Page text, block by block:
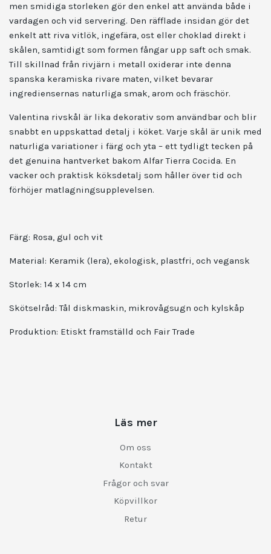
men smidiga storleken gör den enkel att använda både i
vardagen och vid servering. Den räfflade insidan gör det
enkelt att riva vitlök, ingefära, ost eller choklad direkt i
skålen, samtidigt som formen fångar upp saft och smak.
Till skillnad från rivjärn i metall oxiderar inte denna
spanska keramiska rivare maten, vilket bevarar
ingrediensernas naturliga smak, arom och fräschör.
Valentina rivskål är lika dekorativ som användbar och blir
snabbt en uppskattad detalj i köket. Varje skål är unik med
naturliga variationer i färg och yta – ett tydligt tecken på
det genuina hantverket bakom Alfar Tierra Cocida. En
vacker och praktisk köksdetalj som håller över tid och
förhöjer matlagningsupplevelsen.
Färg: Rosa, gul och vit
Material: Keramik (lera), ekologisk, plastfri, och vegansk
Storlek: 14 x 14 cm
Skötselråd: Tål diskmaskin, mikrovågsugn och kylskåp
Produktion: Etiskt framställd och Fair Trade
Läs mer
Om oss
Kontakt
Frågor och svar
Köpvillkor
Retur